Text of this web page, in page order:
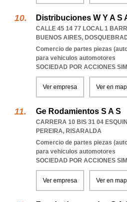
Distribuciones W Y A S
CALLE 45 14 77 LOCAL 1
BUENOS AIRES,
Comercio de partes piezas
para vehiculos automotores
SOCIEDAD POR ACCIONES
Ver empresa Ver en
Ge Rodamientos S A S
CARRERA 10 BIS 31 04
PEREIRA, RISARALDA
Comercio de partes piezas
para vehiculos automotores
SOCIEDAD POR ACCIONES
Ver empresa Ver en